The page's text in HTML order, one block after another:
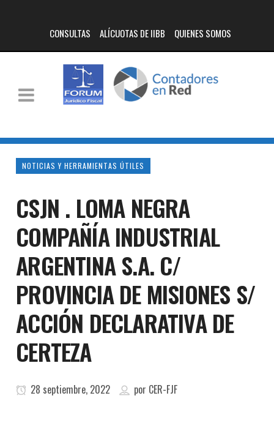
CONSULTAS ALÍCUOTAS DE IIBB QUIENES SOMOS
NOTICIAS Y HERRAMIENTAS ÚTILES
CSJN . LOMA NEGRA
COMPAÑÍA INDUSTRIAL
ARGENTINA S.A. C/
PROVINCIA DE MISIONES S/
ACCIÓN DECLARATIVA DE
CERTEZA
28 septiembre, 2022 por CER-FJF